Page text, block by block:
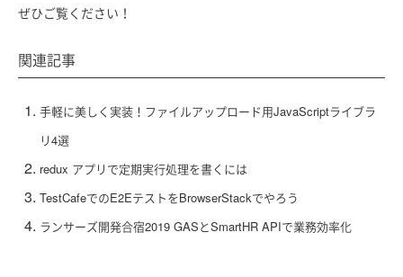
ぜひご覧ください！
関連記事
手軽に美しく実装！ファイルアップロード用JavaScriptライブラ
リ4選
redux アプリで定期実行処理を書くには
TestCafeでのE2EテストをBrowserStackでやろう
ランサーズ開発合宿2019 GASとSmartHR APIで業務効率化